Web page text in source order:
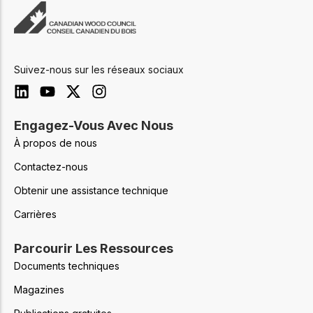
Suivez-nous sur les réseaux sociaux
Engagez-Vous Avec Nous
À propos de nous
Contactez-nous
Obtenir une assistance technique
Carrières
Parcourir Les Ressources
Documents techniques
Magazines